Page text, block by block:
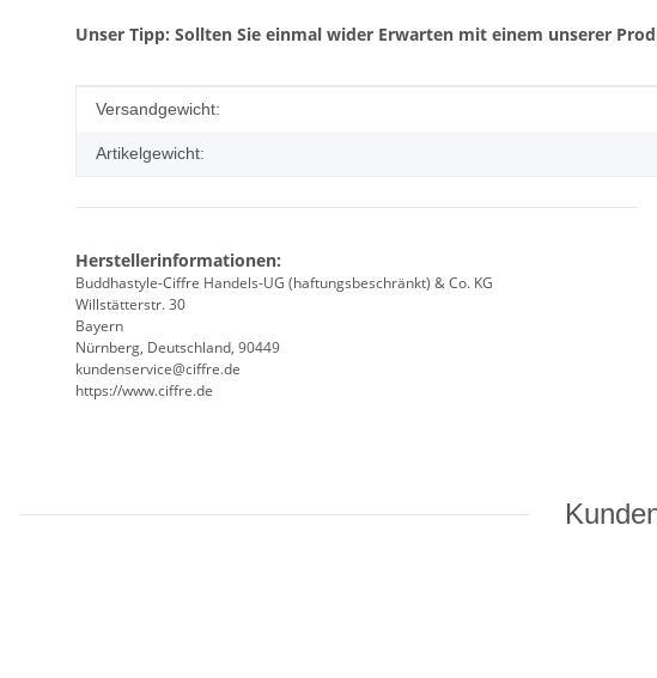
Unser Tipp: Sollten Sie einmal wider Erwarten mit einem unserer
Produkteigenschaft
Wert
Versandgewicht:
Artikelgewicht:
Herstellerinformationen:
Buddhastyle-Ciffre Handels-UG (haftungsbeschränkt) & Co. KG
Willstätterstr. 30
Bayern
Nürnberg, Deutschland, 90449
kundenservice@ciffre.de
https://www.ciffre.de